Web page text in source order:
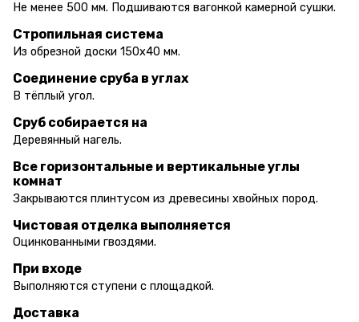
Не менее 500 мм. Подшиваются вагонкой камерной сушки.
Стропильная система
Из обрезной доски 150х40 мм.
Соединение сруба в углах
В тёплый угол.
Сруб собирается на
Деревянный нагель.
Все горизонтальные и вертикальные углы
комнат
Закрываются плинтусом из древесины хвойных пород.
Чистовая отделка выполняется
Оцинкованными гвоздями.
При входе
Выполняются ступени с площадкой.
Доставка